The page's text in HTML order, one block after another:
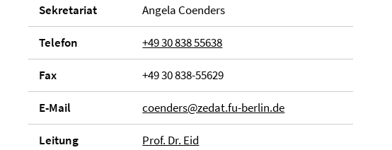
Se­kre­ta­ri­at Angela Coenders
Telefon +49 30 838 55638
Fax +49 30 838-55629
E-Mail coenders@zedat.fu-berlin.de
Lei­tung Prof. Dr. Eid